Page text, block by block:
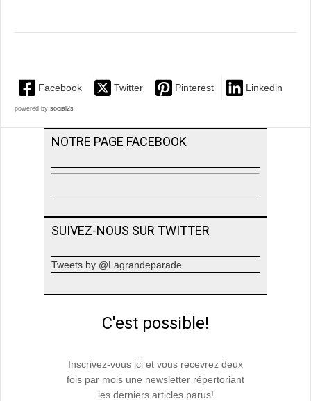
Facebook Twitter Pinterest Linkedin
powered by social2s
NOTRE PAGE FACEBOOK
SUIVEZ-NOUS SUR TWITTER
Tweets by @Lagrandeparade
C'est possible!
Inscrivez-vous ici et vous recevrez deux
fois par mois une newsletter répertoriant
les derniers articles parus!